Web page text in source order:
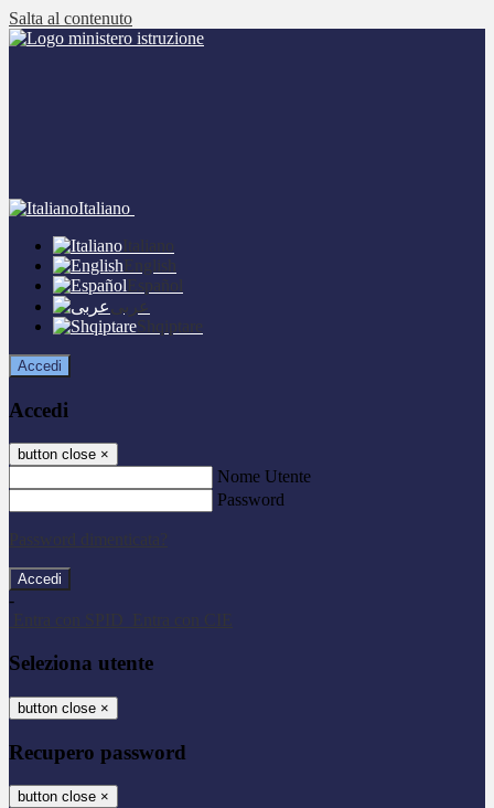
Salta al contenuto
Italiano
Italiano
English
Español
عربى
Shqiptare
Accedi
Accedi
button close ×
Nome Utente
Password
Password dimenticata?
-
Entra con SPID
Entra con CIE
Seleziona utente
button close ×
Recupero password
button close ×